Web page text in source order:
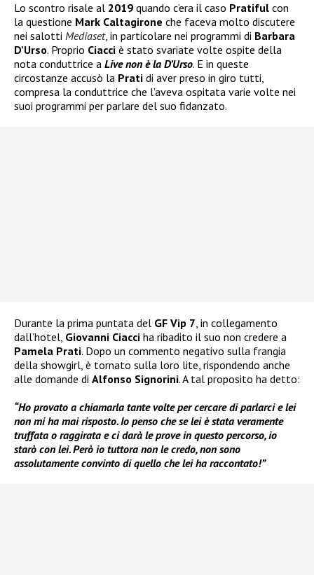
Lo scontro risale al 2019 quando c’era il caso Pratiful con
la questione Mark Caltagirone che faceva molto discutere
nei salotti Mediaset, in particolare nei programmi di Barbara
D’Urso. Proprio Ciacci è stato svariate volte ospite della
nota conduttrice a Live non è la D’Urso. E in queste
circostanze accusò la Prati di aver preso in giro tutti,
compresa la conduttrice che l’aveva ospitata varie volte nei
suoi programmi per parlare del suo fidanzato.
Durante la prima puntata del GF Vip 7, in collegamento
dall’hotel, Giovanni Ciacci ha ribadito il suo non credere a
Pamela Prati. Dopo un commento negativo sulla frangia
della showgirl, è tornato sulla loro lite, rispondendo anche
alle domande di Alfonso Signorini. A tal proposito ha detto:
“Ho provato a chiamarla tante volte per cercare di parlarci e lei
non mi ha mai risposto. Io penso che se lei è stata veramente
truffata o raggirata e ci darà le prove in questo percorso, io
starò con lei. Però io tuttora non le credo, non sono
assolutamente convinto di quello che lei ha raccontato!”